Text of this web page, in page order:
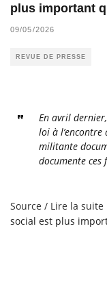
plus important
09/05/2026
REVUE DE PRESSE
En avril
loi à
militante
documente ces
Source / Lire la suite
social est plus